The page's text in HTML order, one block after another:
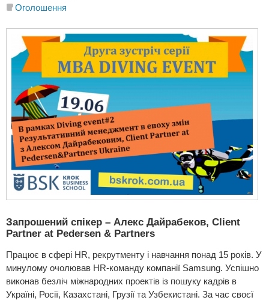
Оголошення
Запрошений спікер – Алекс Дайрабеков, Client
Partner at Pedersen & Partners
Працює в сфері HR, рекрутменту і навчання понад 15 років. У
минулому очолював HR-команду компанії Samsung. Успішно
виконав безліч міжнародних проектів із пошуку кадрів в
Україні, Росії, Казахстані, Грузії та Узбекистані. За час своєї